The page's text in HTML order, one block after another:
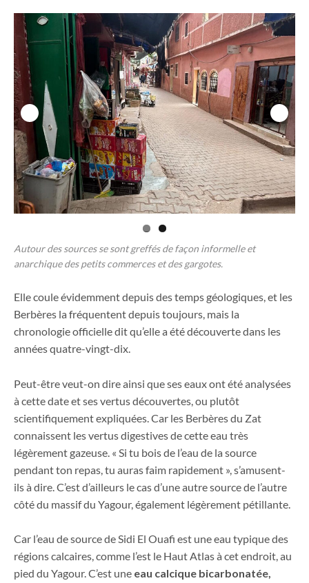
Autour des sources se sont greffés de façon informelle et
anarchique des petits commerces et des gargotes.
Elle coule évidemment depuis des temps géologiques, et les
Berbères la fréquentent depuis toujours, mais la
chronologie officielle dit qu’elle a été découverte dans les
années quatre-vingt-dix.
Peut-être veut-on dire ainsi que ses eaux ont été analysées
à cette date et ses vertus découvertes, ou plutôt
scientifiquement expliquées. Car les Berbères du Zat
connaissent les vertus digestives de cette eau très
légèrement gazeuse. « Si tu bois de l’eau de la source
pendant ton repas, tu auras faim rapidement », s’amusent-
ils à dire. C’est d’ailleurs le cas d’une autre source de l’autre
côté du massif du Yagour, également légèrement pétillante.
Car l’eau de source de Sidi El Ouafi est une eau typique des
régions calcaires, comme l’est le Haut Atlas à cet endroit, au
pied du Yagour. C’est une eau calcique bicarbonatée,